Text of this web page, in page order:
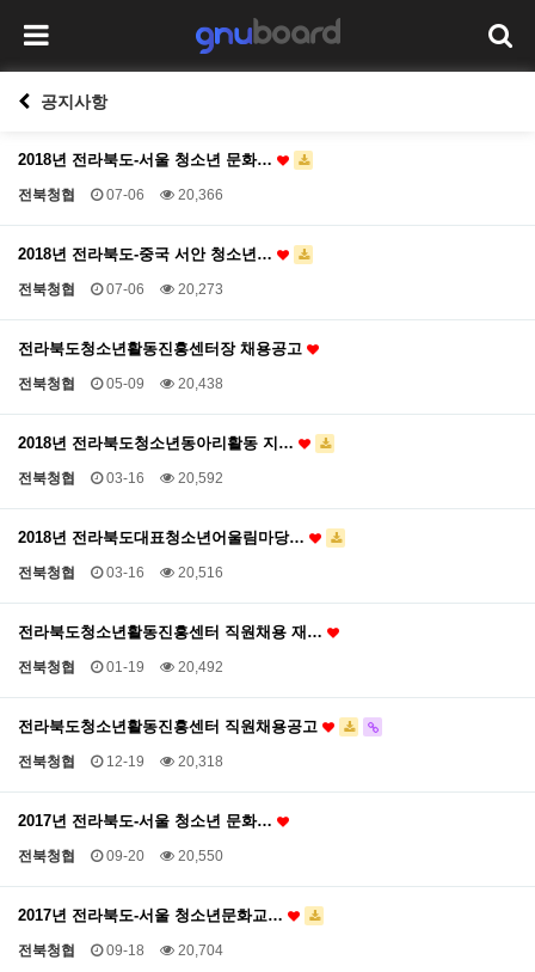
공지사항
2018년 전라북도-서울 청소년 문화…
전북청협 07-06 20,366
2018년 전라북도-중국 서안 청소년…
전북청협 07-06 20,273
전라북도청소년활동진흥센터장 채용공고
전북청협 05-09 20,438
2018년 전라북도청소년동아리활동 지…
전북청협 03-16 20,592
2018년 전라북도대표청소년어울림마당…
전북청협 03-16 20,516
전라북도청소년활동진흥센터 직원채용 재…
전북청협 01-19 20,492
전라북도청소년활동진흥센터 직원채용공고
전북청협 12-19 20,318
2017년 전라북도-서울 청소년 문화…
전북청협 09-20 20,550
2017년 전라북도-서울 청소년문화교…
전북청협 09-18 20,704